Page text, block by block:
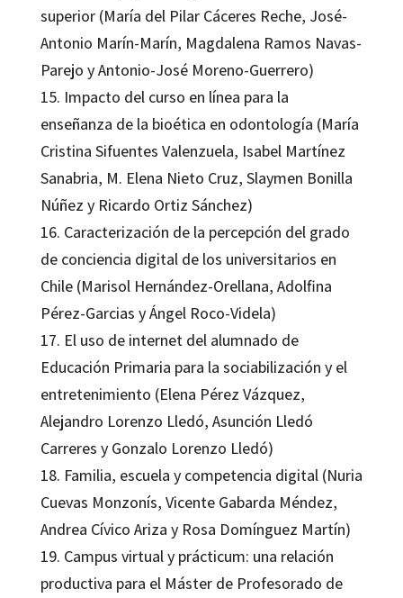
superior (María del Pilar Cáceres Reche, José-
Antonio Marín-Marín, Magdalena Ramos Navas-
Parejo y Antonio-José Moreno-Guerrero)
15. Impacto del curso en línea para la
enseñanza de la bioética en odontología (María
Cristina Sifuentes Valenzuela, Isabel Martínez
Sanabria, M. Elena Nieto Cruz, Slaymen Bonilla
Núñez y Ricardo Ortiz Sánchez)
16. Caracterización de la percepción del grado
de conciencia digital de los universitarios en
Chile (Marisol Hernández-Orellana, Adolfina
Pérez-Garcias y Ángel Roco-Videla)
17. El uso de internet del alumnado de
Educación Primaria para la sociabilización y el
entretenimiento (Elena Pérez Vázquez,
Alejandro Lorenzo Lledó, Asunción Lledó
Carreres y Gonzalo Lorenzo Lledó)
18. Familia, escuela y competencia digital (Nuria
Cuevas Monzonís, Vicente Gabarda Méndez,
Andrea Cívico Ariza y Rosa Domínguez Martín)
19. Campus virtual y prácticum: una relación
productiva para el Máster de Profesorado de